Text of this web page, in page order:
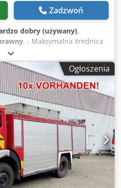
Zadzwoń
dobry (używany),
, - Maksymalna średnica
40 mm - Posuw ręczny -
200 mm Obszar frezowania:
400 mm - Głębokość: 110
- Moc: 2,5 kW przy 400 V/50 Hz
frezarskiego: 2.800
powietrza: 7 bar - Zużycie
przy minimalnym
1.540 mm, głębokość
masa 248 kg
Ogłoszenia